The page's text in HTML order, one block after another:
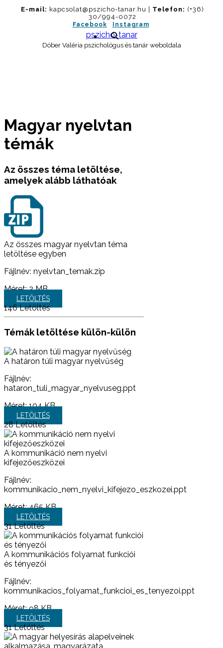
E-mail: kapcsolat@pszicho-tanar.hu | Telefon: (+36)
30/994-0072
Facebook Instagram
pszicho-tanar
Dóber Valéria pszichológus és tanár weboldala
Magyar nyelvtan
témák
Az összes téma letöltése,
amelyek alább láthatóak
Az összes magyar nyelvtan téma
letöltése egyben
Fájlnév: nyelvtan_temak.zip
Méret:2 MB
LETÖLTÉS
146Letöltés
Témák letöltése külön-külön
A határon túli magyar nyelvűség
Fájlnév:
hataron_tuli_magyar_nyelvuseg.ppt
Méret:104 KB
LETÖLTÉS
28Letöltés
A kommunikáció nem nyelvi
kifejezőeszközei
Fájlnév:
kommunikacio_nem_nyelvi_kifejezo_eszkozei.ppt
Méret:465 KB
LETÖLTÉS
31Letöltés
A kommunikációs folyamat funkciói
és tényezői
Fájlnév:
kommunikacios_folyamat_funkcioi_es_tenyezoi.ppt
Méret:98 KB
LETÖLTÉS
31Letöltés